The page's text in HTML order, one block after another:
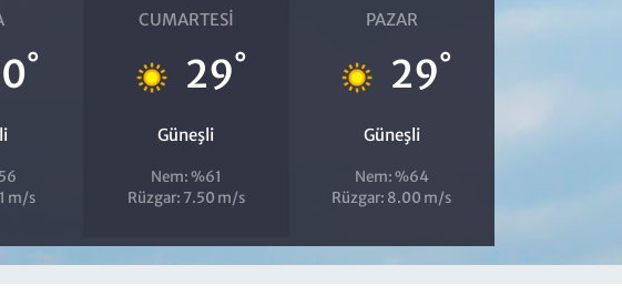
°
m/s
CUMARTESI
29°
Güneşli
Nem: %61
Rüzgar: 7.50 m/s
PAZAR
29°
Güneşli
Nem: %64
Rüzgar: 8.00 m/s